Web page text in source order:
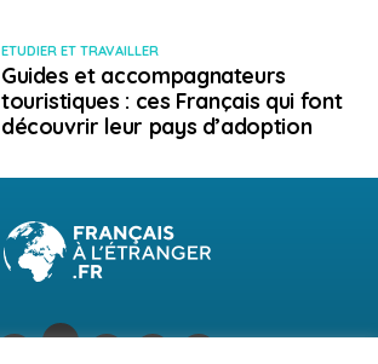
ETUDIER ET TRAVAILLER
Guides et accompagnateurs
touristiques : ces Français qui font
découvrir leur pays d’adoption